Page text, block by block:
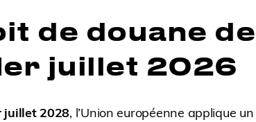
de douane de
juillet 2026
juillet 2028, l’Union européenne applique un